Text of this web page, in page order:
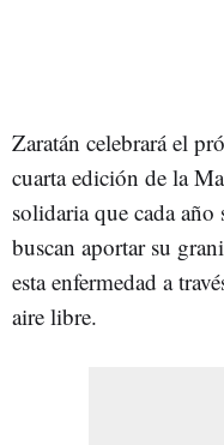
Zaratán celebrará el
cuarta edición de la
solidaria que cada
buscan aportar su
esta enfermedad a
aire libre.